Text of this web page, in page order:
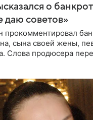
о
даю советов»
сына своей жены,
Слова продюсера